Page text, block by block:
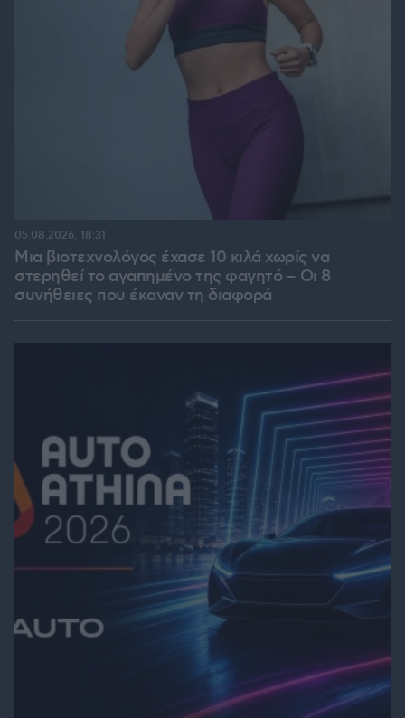
Μια βιοτεχνολόγος έχασε 10 κιλά χωρίς να
στερηθεί το αγαπημένο της φαγητό – Οι 8
συνήθειες που έκαναν τη διαφορά
05.08.2026, 18:31